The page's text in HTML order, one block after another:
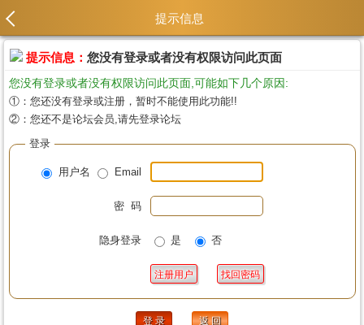
提示信息
提示信息： 您没有登录或者没有权限访问此页面
您没有登录或者没有权限访问此页面,可能如下几个原因:
①：您还没有登录或注册，暂时不能使用此功能!!
②：您还不是论坛会员,请先登录论坛
登录
用户名 Email
密 码
隐身登录 是 否